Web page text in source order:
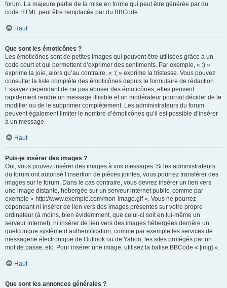
forum. La majeure partie de la mise en forme qui peut être générée par du
code HTML peut être remplacée par du BBCode.
Haut
Que sont les émoticônes ?
Les émoticônes sont de petites images qui peuvent être utilisées grâce à un
code court et qui permettent d’exprimer des sentiments. Par exemple, « :) »
exprime la joie, alors qu’au contraire, « :( » exprime la tristesse. Vous pouvez
consulter la liste complète des émoticônes depuis le formulaire de rédaction.
Essayez cependant de ne pas abuser des émoticônes, elles peuvent
rapidement rendre un message illisible et un modérateur pourrait décider de le
modifier ou de le supprimer complètement. Les administrateurs du forum
peuvent également limiter le nombre d’émoticônes qu’il est possible d’insérer
à un message.
Haut
Puis-je insérer des images ?
Oui, vous pouvez insérer des images à vos messages. Si les administrateurs
du forum ont autorisé l’insertion de pièces jointes, vous pourrez transférer des
images sur le forum. Dans le cas contraire, vous devrez insérer un lien vers
une image distante, hébergée sur un serveur internet public, comme par
exemple « http://www.exemple.com/mon-image.gif ». Vous ne pourrez
cependant ni insérer de lien vers des images présentes sur votre propre
ordinateur (à moins, bien évidemment, que celui-ci soit en lui-même un
serveur internet), ni insérer de lien vers des images hébergées derrière un
quelconque système d’authentification, comme par exemple les services de
messagerie électronique de Outlook ou de Yahoo, les sites protégés par un
mot de passe, etc. Pour insérer une image, utilisez la balise BBCode « [img] ».
Haut
Que sont les annonces générales ?